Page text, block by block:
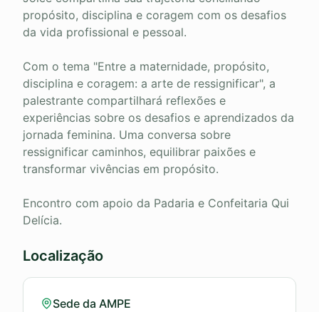
propósito, disciplina e coragem com os desafios
da vida profissional e pessoal.
Com o tema "Entre a maternidade, propósito,
disciplina e coragem: a arte de ressignificar", a
palestrante compartilhará reflexões e
experiências sobre os desafios e aprendizados da
jornada feminina. Uma conversa sobre
ressignificar caminhos, equilibrar paixões e
transformar vivências em propósito.
Encontro com apoio da Padaria e Confeitaria Qui
Delícia.
Localização
Sede da AMPE